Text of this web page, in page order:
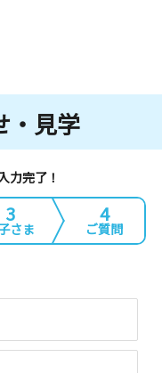
・見学
力完了！
3
さま
4
ご質問